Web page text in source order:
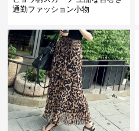
通勤ファッション小物